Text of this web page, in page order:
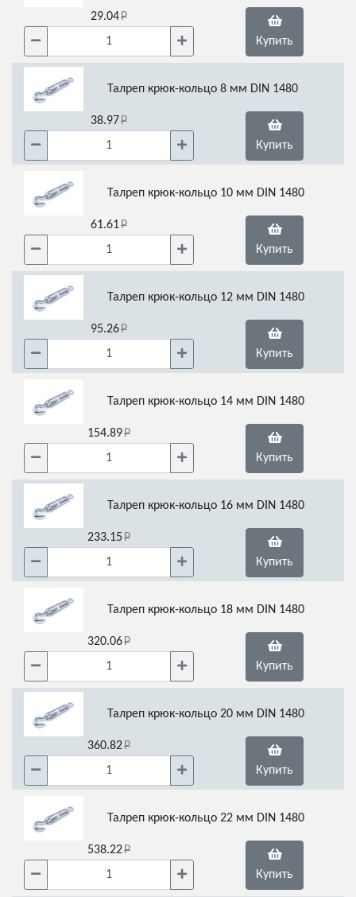
29.04
Купить
Талреп крюк-кольцо 8 мм DIN 1480
38.97
Купить
Талреп крюк-кольцо 10 мм DIN 1480
61.61
Купить
Талреп крюк-кольцо 12 мм DIN 1480
95.26
Купить
Талреп крюк-кольцо 14 мм DIN 1480
154.89
Купить
Талреп крюк-кольцо 16 мм DIN 1480
233.15
Купить
Талреп крюк-кольцо 18 мм DIN 1480
320.06
Купить
Талреп крюк-кольцо 20 мм DIN 1480
360.82
Купить
Талреп крюк-кольцо 22 мм DIN 1480
538.22
Купить